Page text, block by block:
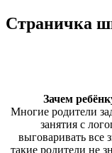
Страничка
Зачем
Многие родители
занятия с
выговаривать все
такие родители не